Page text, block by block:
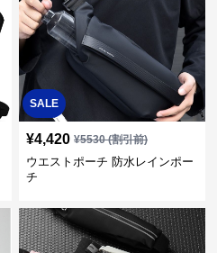
SALE
¥4,420 ¥5530(割引前)
ウエストポーチ 防水レインポー
チ